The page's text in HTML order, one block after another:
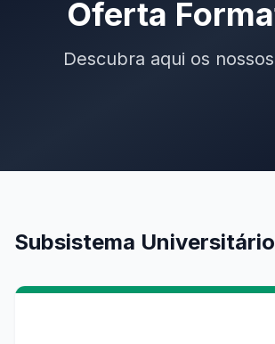
Oferta
Descubra aqui os
Subsistema Universitário